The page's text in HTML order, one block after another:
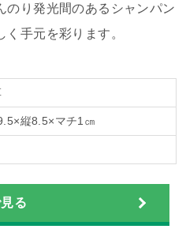
のり発光間のあるシャンパン
く手元を彩ります。
縦8.5×マチ1㎝
る